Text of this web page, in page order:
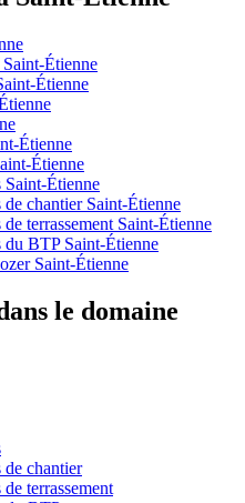
Étienne
Étienne
Étienne
Étienne
Étienne
chantier Saint-Étienne
terrassement Saint-Étienne
BTP Saint-Étienne
Saint-Étienne
le domaine
chantier
terrassement